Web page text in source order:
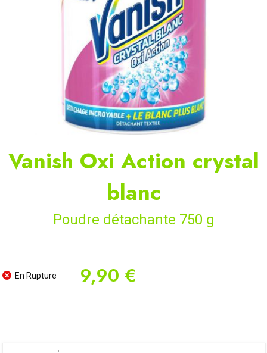
Vanish Oxi Action crystal
blanc
Poudre détachante 750 g
En Rupture 9,90 €